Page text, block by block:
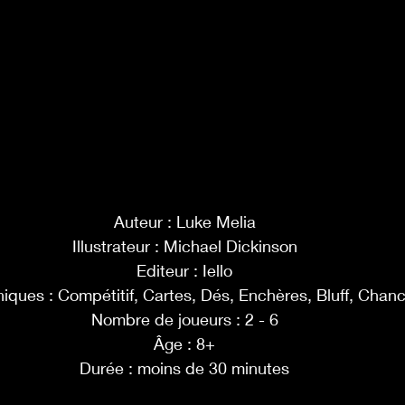
Auteur : Luke Melia
Illustrateur : Michael Dickinson
Editeur : Iello
: Compétitif, Cartes, Dés, Enchères, Bluff,
Nombre de joueurs : 2 - 6
Âge : 8+
Durée : moins de 30 minutes